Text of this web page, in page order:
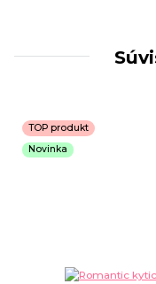
TOP produkt
Novinka